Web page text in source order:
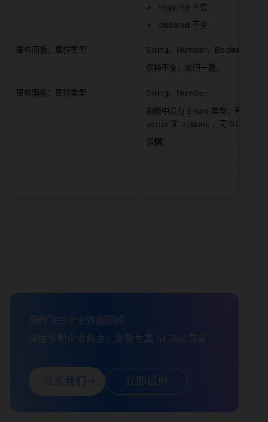
required 不变
disabled 不变
属性面板：属性类型
String、Number、Boolean、
保持不变，新旧一致。
属性面板：属性类型
String、Number
新版中没有 Enum 类型，直接用
setter 和 options ，可以达到同样
示例：
预约飞书企业效能顾问
深度诊断企业痛点，定制专属 AI 办公方案
联系我们 立即试用